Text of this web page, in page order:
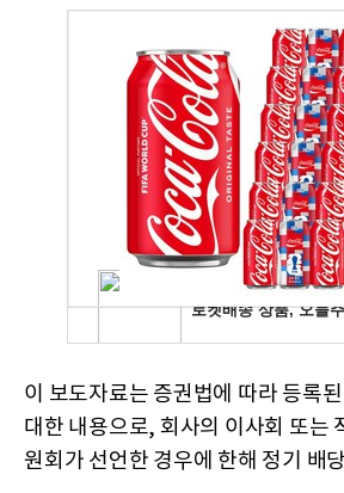
이 보도자료는 증권법에 따라 등록된
대한 내용으로, 회사의 이사회 또는
원회가 선언한 경우에 한해 정기 배